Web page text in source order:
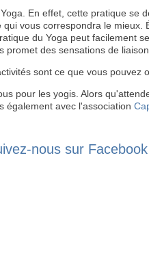
En effet, cette pratique
vous correspondra le
du Yoga peut facilement
des sensations de liaison
sont ce que vous pouvez
pour les yogis. Alors
également avec l'association
nous sur Facebook